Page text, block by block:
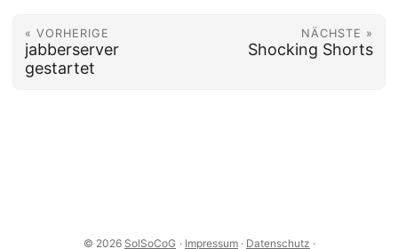
« VORHERIGE
jabberserver
gestartet
NÄCHSTE »
Shocking Shorts
© 2026 SolSoCoG · Impressum · Datenschutz ·